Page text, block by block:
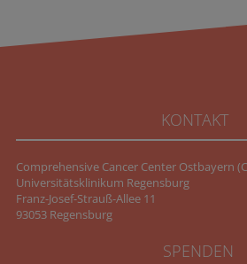
KONTAKT
Comprehensive Cancer Center Ostbayern
Universitätsklinikum Regensburg
Franz-Josef-Strauß-Allee 11
93053 Regensburg
SPENDEN